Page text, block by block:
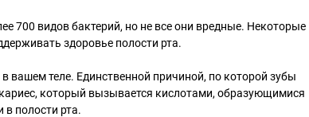
700 видов бактерий, но не все они вредные. Некоторые
здоровье полости рта.
вашем теле. Единственной причиной, по которой зубы
который вызывается кислотами, образующимися
полости рта.